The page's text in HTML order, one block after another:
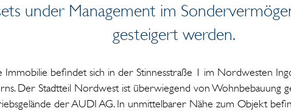
under Management im
gesteigert werden.
befindet sich in der Stinnesstraße 1 im Nordwesten
Der Stadtteil Nordwest ist überwiegend von Wohnbebauung
der AUDI AG. In unmittelbarer Nähe zum Objekt